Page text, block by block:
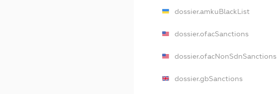
dossier.amkuBlackList
dossier.ofacSanctions
dossier.ofacNonSdnSanctions
dossier.gbSanctions